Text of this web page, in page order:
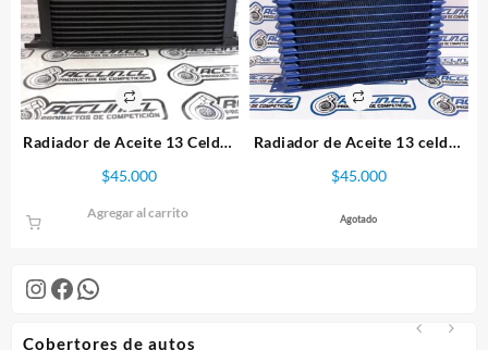
Instagram
Facebook
WhatsApp
Cobertores de autos
Radiador de Aceite 13 Celdas
Negro
$45.000
Agregar al carrito
Radiador de Aceite 13 celdas
$45.000
Agotado